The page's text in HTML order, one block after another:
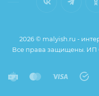
2026 © malyish.ru -
Все права защищены. ИП